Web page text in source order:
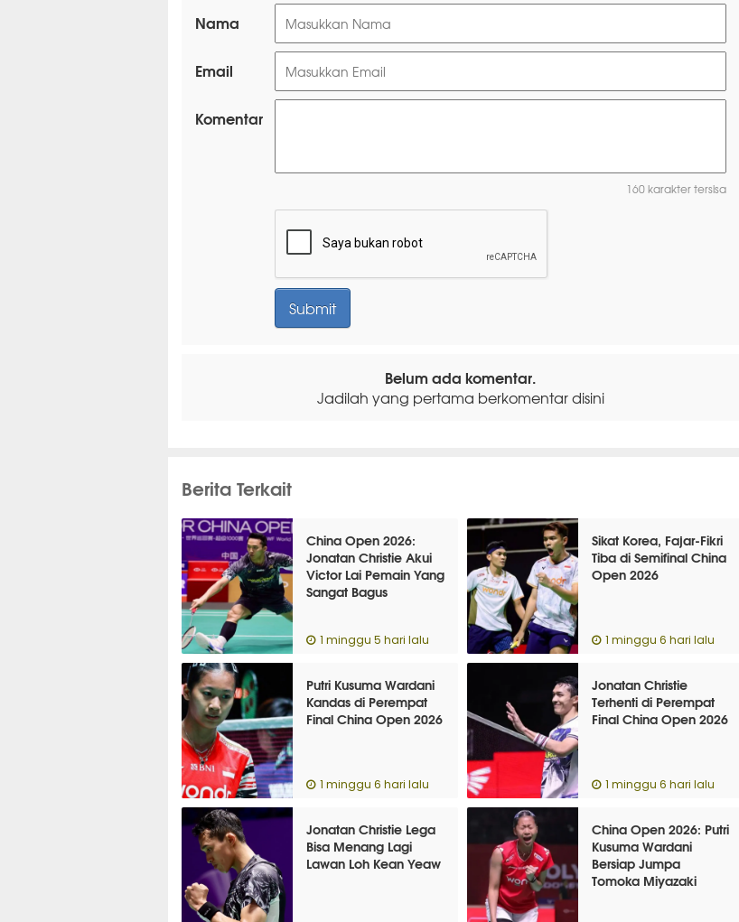
Nama
Email
Komentar
160 karakter tersisa
Belum ada komentar.
Jadilah yang pertama berkomentar disini
Berita Terkait
China Open 2026:
Jonatan Christie Akui
Victor Lai Pemain Yang
Sangat Bagus
1 minggu 5 hari lalu
Sikat Korea, Fajar-Fikri
Tiba di Semifinal China
Open 2026
1 minggu 6 hari lalu
Putri Kusuma Wardani
Kandas di Perempat
Final China Open 2026
1 minggu 6 hari lalu
Jonatan Christie
Terhenti di Perempat
Final China Open 2026
1 minggu 6 hari lalu
Jonatan Christie Lega
Bisa Menang Lagi
Lawan Loh Kean Yeaw
China Open 2026: Putri
Kusuma Wardani
Bersiap Jumpa
Tomoka Miyazaki